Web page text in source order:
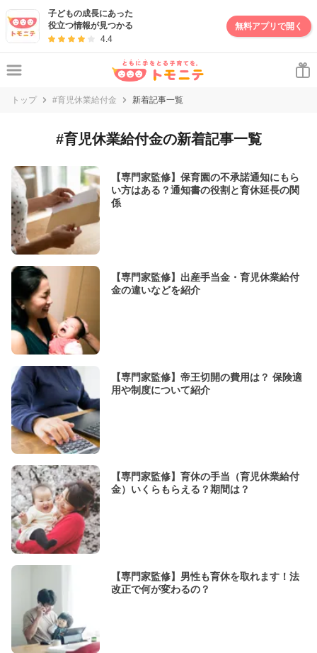
子どもの成長にあった
役立つ情報が見つかる
4.4
無料アプリで開く
トップ #育児休業給付金 新着記事一覧
#育児休業給付金の新着記事一覧
【専門家監修】保育園の不承諾通知にもら
い方はある？通知書の役割と育休延長の関
係
【専門家監修】出産手当金・育児休業給付
金の違いなどを紹介
【専門家監修】帝王切開の費用は？ 保険適
用や制度について紹介
【専門家監修】育休の手当（育児休業給付
金）いくらもらえる？期間は？
【専門家監修】男性も育休を取れます！法
改正で何が変わるの？